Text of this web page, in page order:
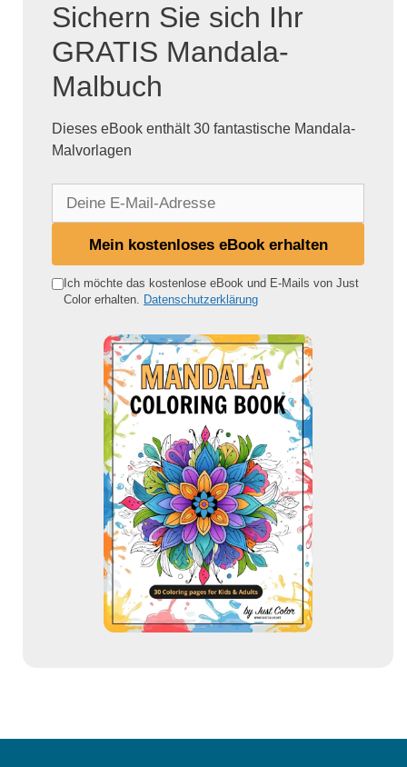
Sichern Sie sich Ihr
GRATIS Mandala-
Malbuch
Dieses eBook enthält 30 fantastische Mandala-
Malvorlagen
e
Mein kostenloses eBook erhalten
Ich möchte das kostenlose eBook und E-Mails von Just
Color erhalten. Datenschutzerklärung